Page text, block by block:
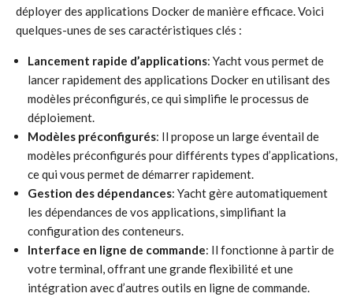
déployer des applications Docker de manière efficace. Voici
quelques-unes de ses caractéristiques clés :
Lancement rapide d’applications: Yacht vous permet de
lancer rapidement des applications Docker en utilisant des
modèles préconfigurés, ce qui simplifie le processus de
déploiement.
Modèles préconfigurés: Il propose un large éventail de
modèles préconfigurés pour différents types d’applications,
ce qui vous permet de démarrer rapidement.
Gestion des dépendances: Yacht gère automatiquement
les dépendances de vos applications, simplifiant la
configuration des conteneurs.
Interface en ligne de commande: Il fonctionne à partir de
votre terminal, offrant une grande flexibilité et une
intégration avec d’autres outils en ligne de commande.